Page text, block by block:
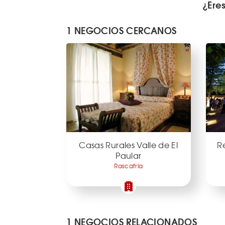
1 NEGOCIOS CERCANOS
Casas Rurales Valle de El
Paular
Rascafría
1 NEGOCIOS RELACIONADOS